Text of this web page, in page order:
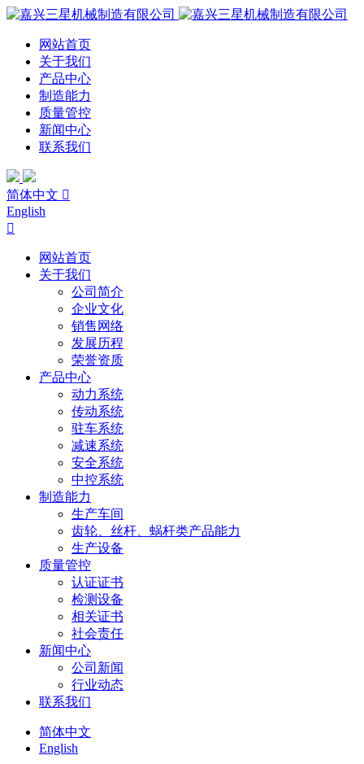
网站首页
关于我们
产品中心
制造能力
质量管控
新闻中心
联系我们
简体中文 
English

网站首页
关于我们
公司简介
企业文化
销售网络
发展历程
荣誉资质
产品中心
动力系统
传动系统
驻车系统
减速系统
安全系统
中控系统
制造能力
生产车间
齿轮、丝杆、蜗杆类产品能力
生产设备
质量管控
认证证书
检测设备
相关证书
社会责任
新闻中心
公司新闻
行业动态
联系我们
简体中文
English